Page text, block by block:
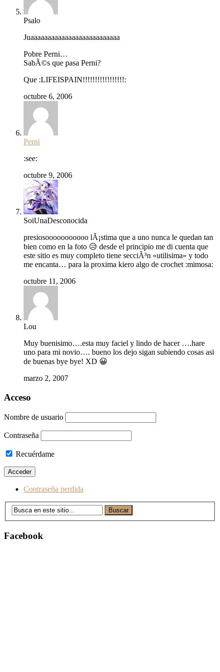
Psalo
Juaaaaaaaaaaaaaaaaaaaaaaaaaa
Pobre Perni…
SabÃ©s que pasa Perni?
Que :LIFEISPAIN!!!!!!!!!!!!!!!!!:
octubre 6, 2006
Perni
:see:
octubre 9, 2006
SoiUnaDesconocida
presiosooooooooooo lÃ¡stima que a uno nunca le quedan tan
bien como en la foto 😥 desde el principio me di cuenta que
este sitio es muy completo tiene secciÃ³n «utilisima» y todo
me encanta… para la proxima kiero algo de crochet :mimosa:
octubre 11, 2006
Lou
Muy buenisimo….esta muy faciel y lindo de hacer ….hare
uno para mi novio…. bueno los dejo sigan subiendo cosas asi
de buenas bye bye! XD 😀
marzo 2, 2007
Acceso
Nombre de usuario
Contraseña
Recuérdame
Contraseña perdida
Facebook